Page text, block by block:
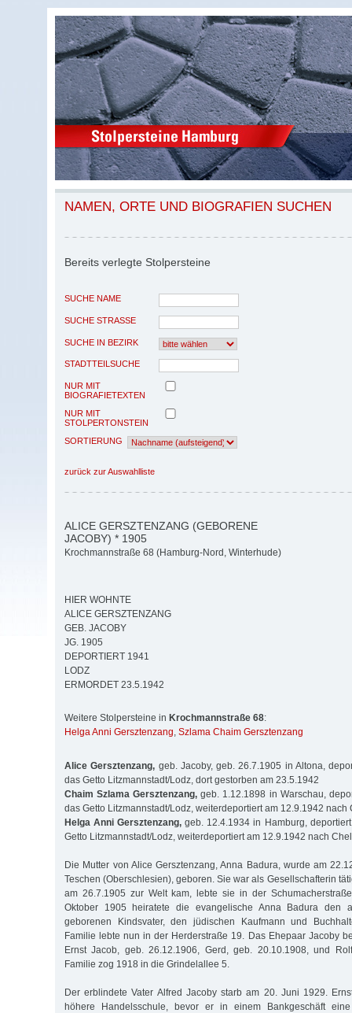
NAMEN, ORTE UND BIOGRAFIEN SUCHEN
Bereits verlegte Stolpersteine
SUCHE NAME
SUCHE STRASSE
SUCHE IN BEZIRK
STADTTEILSUCHE
NUR MIT
BIOGRAFIETEXTEN
NUR MIT
STOLPERTONSTEIN
SORTIERUNG
zurück zur Auswahlliste
ALICE GERSZTENZANG (GEBORENE
JACOBY) * 1905
Krochmannstraße 68 (Hamburg-Nord, Winterhude)
HIER WOHNTE
ALICE GERSZTENZANG
GEB. JACOBY
JG. 1905
DEPORTIERT 1941
LODZ
ERMORDET 23.5.1942
Weitere Stolpersteine in Krochmannstraße 68:
Helga Anni Gersztenzang, Szlama Chaim Gersztenzang
Alice Gersztenzang, geb. Jacoby, geb. 26.7.1905 in Altona,
das Getto Litzmannstadt/Lodz, dort gestorben am 23.5.1942
Chaim Szlama Gersztenzang, geb. 1.12.1898 in Warschau,
das Getto Litzmannstadt/Lodz, weiterdeportiert am 12.9.1942 nach
Helga Anni Gersztenzang, geb. 12.4.1934 in Hamburg,
Getto Litzmannstadt/Lodz, weiterdeportiert am 12.9.1942 nach
Die Mutter von Alice Gersztenzang, Anna Badura, wurde am
Teschen (Oberschlesien), geboren. Sie war als Gesellschafterin
am 26.7.1905 zur Welt kam, lebte sie in der
Oktober 1905 heiratete die evangelische Anna Badura den
geborenen Kindsvater, den jüdischen Kaufmann und
Familie lebte nun in der Herderstraße 19. Das Ehepaar Jacoby
Ernst Jacob, geb. 26.12.1906, Gerd, geb. 20.10.1908, und
Familie zog 1918 in die Grindelallee 5.
Der erblindete Vater Alfred Jacoby starb am 20. Juni 1929.
höhere Handelsschule, bevor er in einem Bankgeschäft